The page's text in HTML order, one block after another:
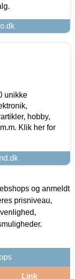
unikke
hobby,
Klik her for
og anmeldt
prisniveau,
Link